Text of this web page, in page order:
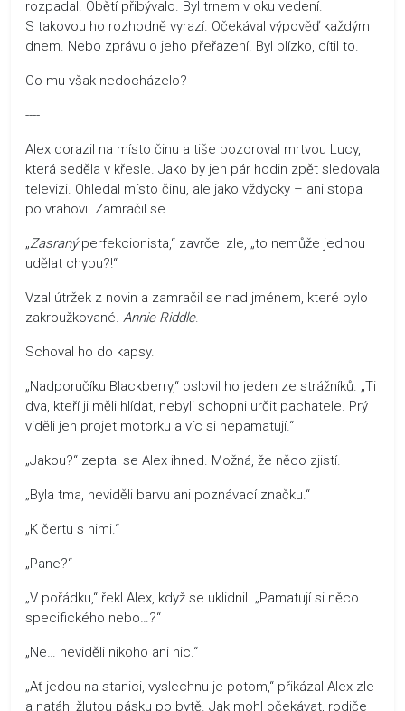
rozpadal. Obětí přibývalo. Byl trnem v oku vedení.
S takovou ho rozhodně vyrazí. Očekával výpověď každým
dnem. Nebo zprávu o jeho přeřazení. Byl blízko, cítil to.
Co mu však nedocházelo?
----
Alex dorazil na místo činu a tiše pozoroval mrtvou Lucy,
která seděla v křesle. Jako by jen pár hodin zpět sledovala
televizi. Ohledal místo činu, ale jako vždycky – ani stopa
po vrahovi. Zamračil se.
„Zasranýperfekcionista,“ zavrčel zle, „to nemůže jednou
udělat chybu?!“
Vzal útržek z novin a zamračil se nad jménem, které bylo
zakroužkované. Annie Riddle.
Schoval ho do kapsy.
„Nadporučíku Blackberry,“ oslovil ho jeden ze strážníků. „Ti
dva, kteří ji měli hlídat, nebyli schopni určit pachatele. Prý
viděli jen projet motorku a víc si nepamatují.“
„Jakou?“ zeptal se Alex ihned. Možná, že něco zjistí.
„Byla tma, neviděli barvu ani poznávací značku.“
„K čertu s nimi.“
„Pane?“
„V pořádku,“ řekl Alex, když se uklidnil. „Pamatují si něco
specifického nebo…?“
„Ne… neviděli nikoho ani nic.“
„Ať jedou na stanici, vyslechnu je potom,“ přikázal Alex zle
a natáhl žlutou pásku po bytě. Jak mohl očekávat, rodiče